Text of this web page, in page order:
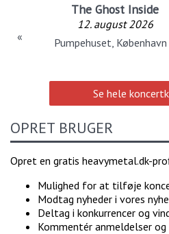
The Ghost Inside
12. august 2026
Pumpehuset, København
«
Se hele
OPRET BRUGER
Opret en gratis heavymetal.dk-
Mulighed for at tilføje
Modtag nyheder i vores
Deltag i konkurrencer og
Kommentér anmeldelser